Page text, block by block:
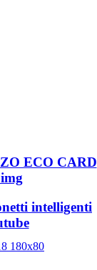
ECO CARD
intelligenti